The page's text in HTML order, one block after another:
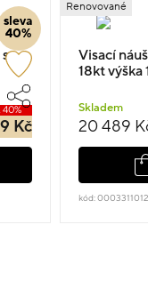
sleva
40%
40%
Kč
Renovované
Visací
18kt výška
Skladem
20 489
kód: